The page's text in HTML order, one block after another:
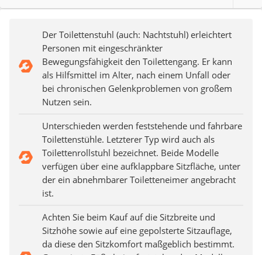
Der Toilettenstuhl (auch: Nachtstuhl) erleichtert
Personen mit eingeschränkter
Bewegungsfähigkeit den Toilettengang. Er kann
als Hilfsmittel im Alter, nach einem Unfall oder
bei chronischen Gelenkproblemen von großem
Nutzen sein.
Unterschieden werden feststehende und fahrbare
Toilettenstühle. Letzterer Typ wird auch als
Toilettenrollstuhl bezeichnet. Beide Modelle
verfügen über eine aufklappbare Sitzfläche, unter
der ein abnehmbarer Toiletteneimer angebracht
ist.
Achten Sie beim Kauf auf die Sitzbreite und
Sitzhöhe sowie auf eine gepolsterte Sitzauflage,
da diese den Sitzkomfort maßgeblich bestimmt.